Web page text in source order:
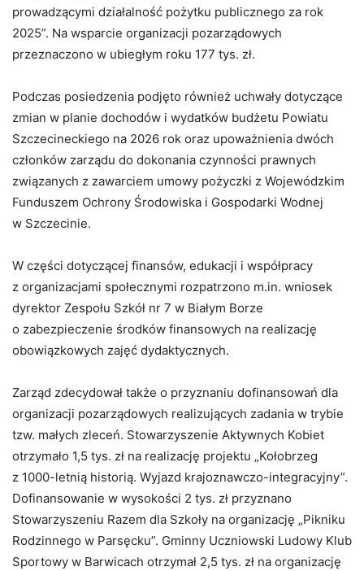
prowadzącymi działalność pożytku publicznego za rok
2025”. Na wsparcie organizacji pozarządowych
przeznaczono w ubiegłym roku 177 tys. zł.
Podczas posiedzenia podjęto również uchwały dotyczące
zmian w planie dochodów i wydatków budżetu Powiatu
Szczecineckiego na 2026 rok oraz upoważnienia dwóch
członków zarządu do dokonania czynności prawnych
związanych z zawarciem umowy pożyczki z Wojewódzkim
Funduszem Ochrony Środowiska i Gospodarki Wodnej
w Szczecinie.
W części dotyczącej finansów, edukacji i współpracy
z organizacjami społecznymi rozpatrzono m.in. wniosek
dyrektor Zespołu Szkół nr 7 w Białym Borze
o zabezpieczenie środków finansowych na realizację
obowiązkowych zajęć dydaktycznych.
Zarząd zdecydował także o przyznaniu dofinansowań dla
organizacji pozarządowych realizujących zadania w trybie
tzw. małych zleceń. Stowarzyszenie Aktywnych Kobiet
otrzymało 1,5 tys. zł na realizację projektu „Kołobrzeg
z 1000-letnią historią. Wyjazd krajoznawczo-integracyjny”.
Dofinansowanie w wysokości 2 tys. zł przyznano
Stowarzyszeniu Razem dla Szkoły na organizację „Pikniku
Rodzinnego w Parsęcku”. Gminny Uczniowski Ludowy Klub
Sportowy w Barwicach otrzymał 2,5 tys. zł na organizację